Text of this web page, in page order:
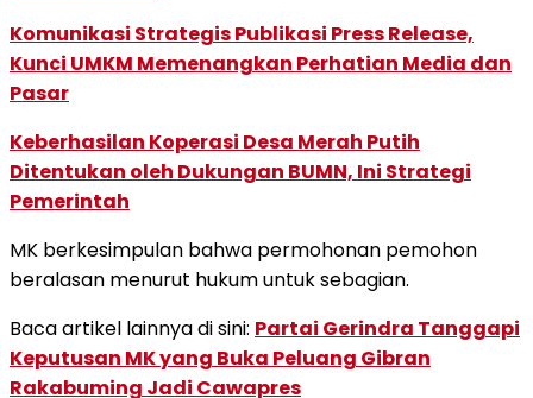
Komunikasi Strategis Publikasi Press Release,
Kunci UMKM Memenangkan Perhatian Media dan
Pasar
Keberhasilan Koperasi Desa Merah Putih
Ditentukan oleh Dukungan BUMN, Ini Strategi
Pemerintah
MK berkesimpulan bahwa permohonan pemohon
beralasan menurut hukum untuk sebagian.
Baca artikel lainnya di sini: Partai Gerindra Tanggapi
Keputusan MK yang Buka Peluang Gibran
Rakabuming Jadi Cawapres